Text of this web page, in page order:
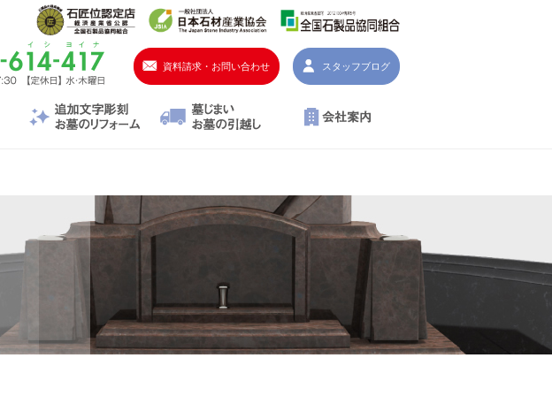
資料請求・お問い合わせ スタッフブログ